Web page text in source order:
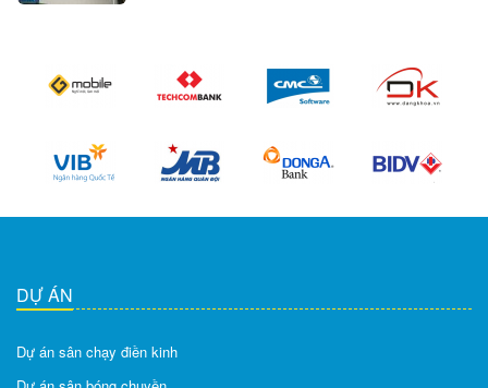
DỰ ÁN
Dự án sân chạy điền kinh